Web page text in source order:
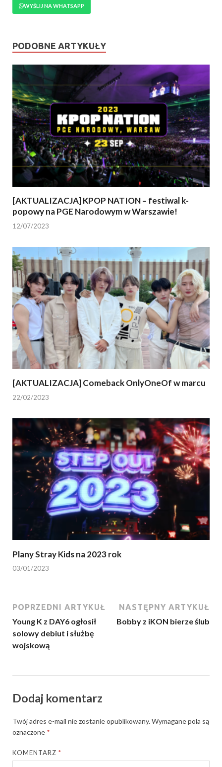
WYŚLIJ NA WHATSAPP
PODOBNE ARTYKUŁY
[AKTUALIZACJA] KPOP NATION – festiwal k-
popowy na PGE Narodowym w Warszawie!
12/07/2023
[AKTUALIZACJA] Comeback OnlyOneOf w marcu
22/02/2023
Plany Stray Kids na 2023 rok
03/01/2023
POPRZEDNI ARTYKUŁ
Young K z DAY6 ogłosił
solowy debiut i służbę
wojskową
NASTĘPNY ARTYKUŁ
Bobby z iKON bierze ślub
Dodaj komentarz
Twój adres e-mail nie zostanie opublikowany.Wymagane pola są
oznaczone *
KOMENTARZ*